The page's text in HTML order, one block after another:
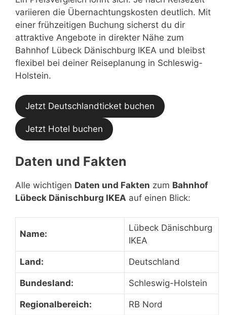
variieren die Übernachtungskosten deutlich. Mit
einer frühzeitigen Buchung sicherst du dir
attraktive Angebote in direkter Nähe zum
Bahnhof Lübeck Dänischburg IKEA und bleibst
flexibel bei deiner Reiseplanung in Schleswig-
Holstein.
Jetzt Deutschlandticket buchen
Jetzt Hotel buchen
Daten und Fakten
Alle wichtigen Daten und Fakten zum Bahnhof
Lübeck Dänischburg IKEA auf einen Blick:
Name:
Lübeck Dänischburg
IKEA
Land: Deutschland
Bundesland: Schleswig-Holstein
Regionalbereich: RB Nord